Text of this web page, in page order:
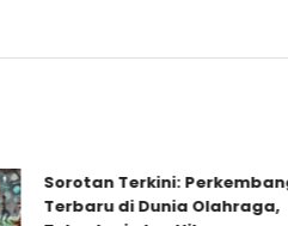
Sorotan Terkini: Perkembangan
Terbaru di Dunia Olahraga,